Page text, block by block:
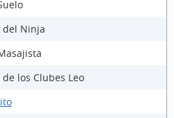
del Ninja
los Clubes Leo